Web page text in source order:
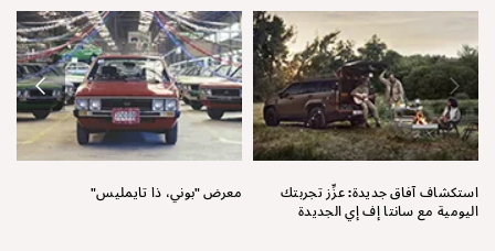
استكشاف آفاق جديدة: عزِّز تجربتك
اليومية مع سانتا إف إي الجديدة
معرض "بوني، ذا تايمليس"